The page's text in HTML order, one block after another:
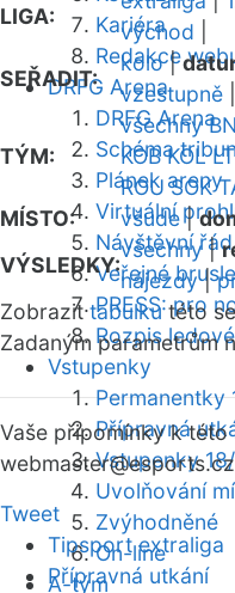
Kariéra
Redakce
DRFG Arena
DRFG Arena
Schéma
Plánek areny
Virtuální
Návštěvní řád
Veřejné
PRESS: pro
Rozpis
Vstupenky
Permanentky
Přípravná
Vstupenky
Uvolňování
Zvýhodněné
On-line
A-tým
LIGA:
východ
SEŘADIT:
kolo|
vzestupně
TÝM:
všechny
KOB KOL
ROU SOK
MÍSTO:
všude|
VÝSLEDKY:
všechny|
nájezdy|
Zobrazittabulkutéto
Zadaným parametrům
Vaše připomínky k této
webmaster
Tweet
Tipsport extraliga
Přípravná utkání